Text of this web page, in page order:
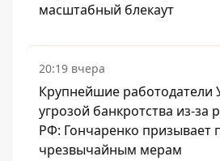
масштабный блекаут
20:19 вчера
Крупнейшие работодатели
угрозой банкротства из-за
РФ: Гончаренко призывает
чрезвычайным мерам